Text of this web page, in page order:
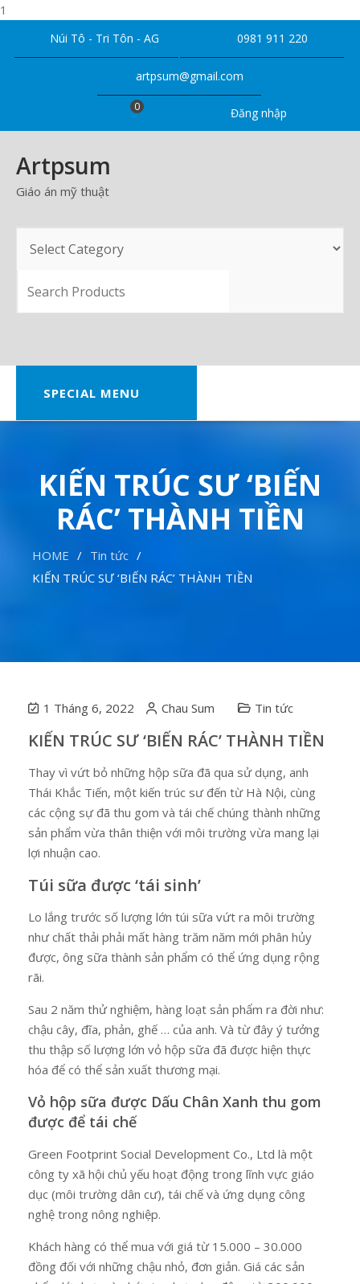
1
Núi Tô - Tri Tôn - AG 0981 911 220
artpsum@gmail.com
Đăng nhập
0
Artpsum
Giáo án mỹ thuật
SEARCH
SPECIAL MENU
KIẾN TRÚC SƯ ‘BIẾN
RÁC’ THÀNH TIỀN
HOME
Tin tức
KIẾN TRÚC SƯ ‘BIẾN RÁC’ THÀNH TIỀN
1 Tháng 6, 2022 Chau Sum Tin tức
KIẾN TRÚC SƯ ‘BIẾN RÁC’ THÀNH TIỀN
Thay vì vứt bỏ những hộp sữa đã qua sử dụng, anh
Thái Khắc Tiến, một kiến ​​trúc sư đến từ Hà Nội, cùng
các cộng sự đã thu gom và tái chế chúng thành những
sản phẩm vừa thân thiện với môi trường vừa mang lại
lợi nhuận cao.
Túi sữa được ‘tái sinh’
Lo lắng trước số lượng lớn túi sữa vứt ra môi trường
như chất thải phải mất hàng trăm năm mới phân hủy
được, ông sữa thành sản phẩm có thể ứng dụng rộng
rãi.
Sau 2 năm thử nghiệm, hàng loạt sản phẩm ra đời như:
chậu cây, đĩa, phản, ghế … của anh. Và từ đây ý tưởng
thu thập số lượng lớn vỏ hộp sữa đã được hiện thực
hóa để có thể sản xuất thương mại.
Vỏ hộp sữa được Dấu Chân Xanh thu gom
được để tái chế
Green Footprint Social Development Co., Ltd là một
công ty xã hội chủ yếu hoạt động trong lĩnh vực giáo
dục (môi trường dân cư), tái chế và ứng dụng công
nghệ trong nông nghiệp.
Khách hàng có thể mua với giá từ 15.000 – 30.000
đồng đối với những chậu nhỏ, đơn giản. Giá các sản